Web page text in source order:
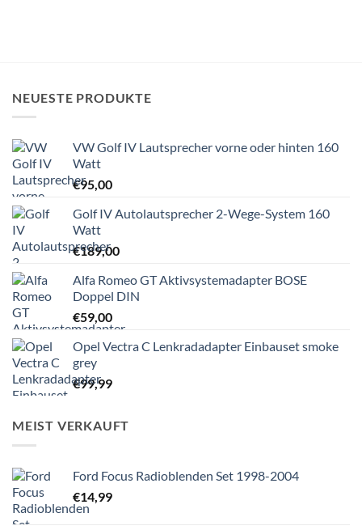
NEUESTE PRODUKTE
VW Golf IV Lautsprecher vorne oder hinten 160
Watt
€95,00
Golf IV Autolautsprecher 2-Wege-System 160
Watt
€189,00
Alfa Romeo GT Aktivsystemadapter BOSE
Doppel DIN
€59,00
Opel Vectra C Lenkradadapter Einbauset smoke
grey
€99,99
MEIST VERKAUFT
Ford Focus Radioblenden Set 1998-2004
€14,99